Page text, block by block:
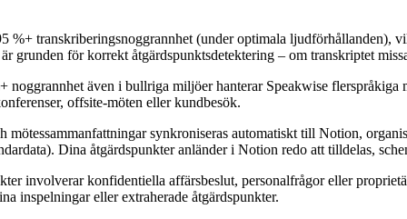
%+ transkriberingsnoggrannhet (under optimala ljudförhållanden),
för korrekt åtgärdspunktsdetektering – om transkriptet
noggrannhet även i bullriga miljöer hanterar Speakwise flerspråkiga
offsite-möten eller kundbesök.
mötessammanfattningar synkroniseras automatiskt till Notion,
Dina åtgärdspunkter anländer i Notion redo att tilldelas,
involverar konfidentiella affärsbeslut, personalfrågor eller
inspelningar eller extraherade åtgärdspunkter.